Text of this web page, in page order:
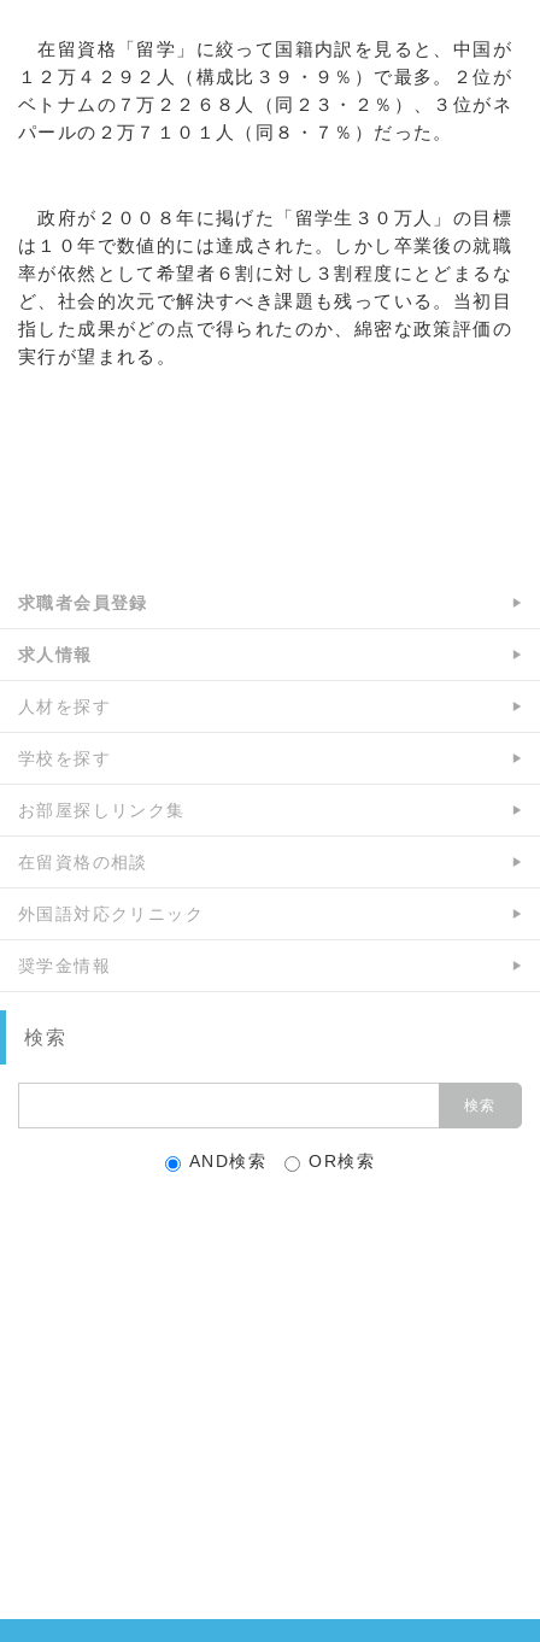
在留資格「留学」に絞って国籍内訳を見ると、中国が
１２万４２９２人（構成比３９・９％）で最多。２位が
ベトナムの７万２２６８人（同２３・２％）、３位がネ
パールの２万７１０１人（同８・７％）だった。
政府が２００８年に掲げた「留学生３０万人」の目標
は１０年で数値的には達成された。しかし卒業後の就職
率が依然として希望者６割に対し３割程度にとどまるな
ど、社会的次元で解決すべき課題も残っている。当初目
指した成果がどの点で得られたのか、綿密な政策評価の
実行が望まれる。
求職者会員登録
求人情報
人材を探す
学校を探す
お部屋探しリンク集
在留資格の相談
外国語対応クリニック
奨学金情報
検索
AND検索 OR検索